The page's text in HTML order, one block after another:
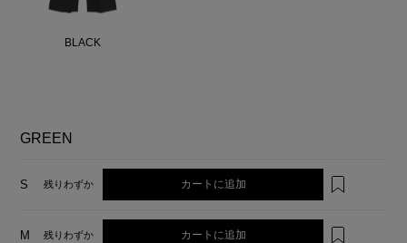
BLACK
GREEN
S 残りわずか カートに追加
M 残りわずか カートに追加